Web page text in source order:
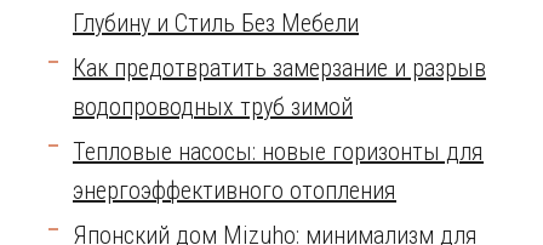
Глубину и Стиль Без Мебели
Как предотвратить замерзание и разрыв
водопроводных труб зимой
Тепловые насосы: новые горизонты для
энергоэффективного отопления
Японский дом Mizuho: минимализм для